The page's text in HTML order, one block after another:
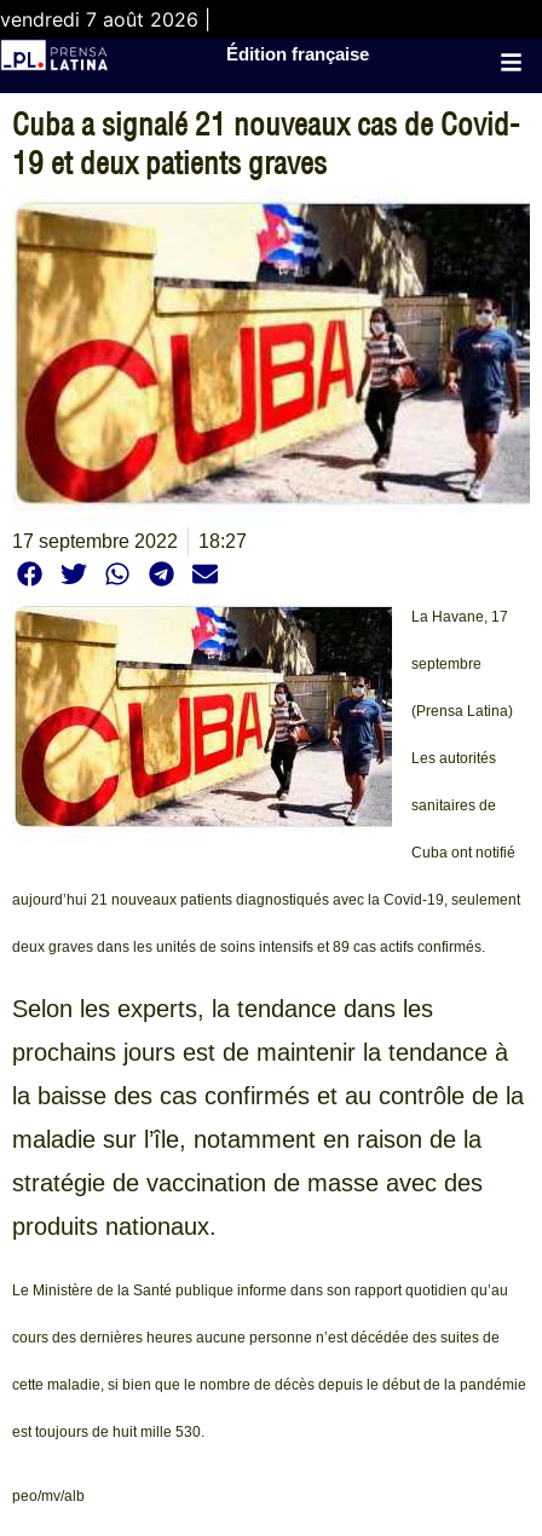
vendredi 7 août 2026 |
Édition française
Cuba a signalé 21 nouveaux cas de Covid-
19 et deux patients graves
17 septembre 2022 18:27
La Havane, 17
septembre
(Prensa Latina)
Les autorités
sanitaires de
Cuba ont notifié
aujourd’hui 21 nouveaux patients diagnostiqués avec la Covid-19, seulement
deux graves dans les unités de soins intensifs et 89 cas actifs confirmés.
Selon les experts, la tendance dans les
prochains jours est de maintenir la tendance à
la baisse des cas confirmés et au contrôle de la
maladie sur l’île, notamment en raison de la
stratégie de vaccination de masse avec des
produits nationaux.
Le Ministère de la Santé publique informe dans son rapport quotidien qu’au
cours des dernières heures aucune personne n’est décédée des suites de
cette maladie, si bien que le nombre de décès depuis le début de la pandémie
est toujours de huit mille 530.
peo/mv/alb